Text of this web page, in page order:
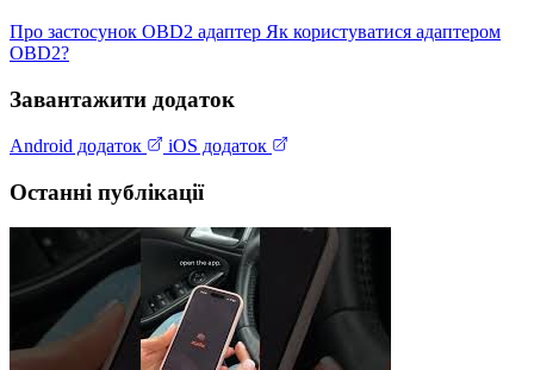
Про застосунок OBD2 адаптер Як користуватися адаптером
OBD2?
Завантажити додаток
Android додаток iOS додаток
Останні публікації